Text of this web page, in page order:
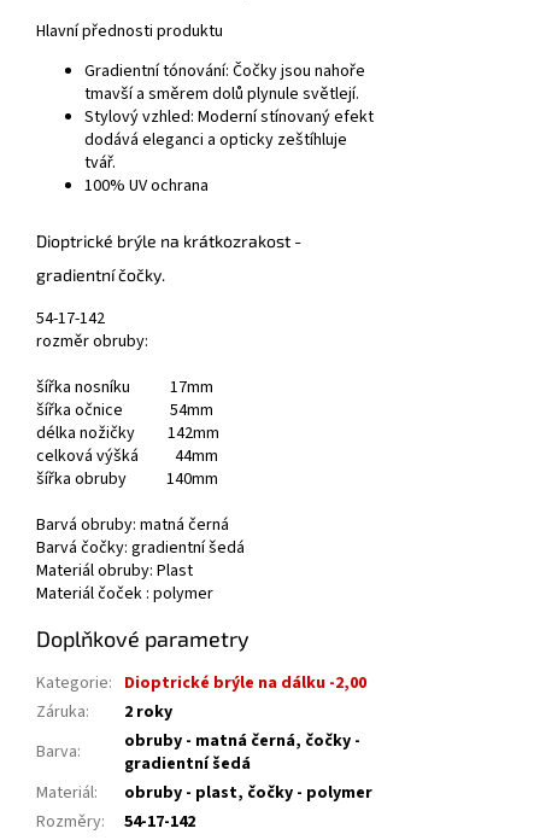
Hlavní přednosti produktu
Gradientní tónování: Čočky jsou nahoře
tmavší a směrem dolů plynule světlejí.
Stylový vzhled: Moderní stínovaný efekt
dodává eleganci a opticky zeštíhluje
tvář.
100% UV ochrana
Dioptrické brýle na krátkozrakost -
gradientní čočky.
54-17-142
rozměr obruby:
šířka nosníku 17mm
šířka očnice 54mm
délka nožičky 142mm
celková výšká 44mm
šířka obruby 140mm
Barvá obruby: matná černá
Barvá čočky: gradientní šedá
Materiál obruby: Plast
Materiál čoček : polymer
Doplňkové parametry
Kategorie: Dioptrické brýle na dálku -2,00
Záruka:
2 roky
Barva:
obruby - matná černá, čočky -
gradientní šedá
Materiál:
obruby - plast, čočky - polymer
Rozměry: 54-17-142